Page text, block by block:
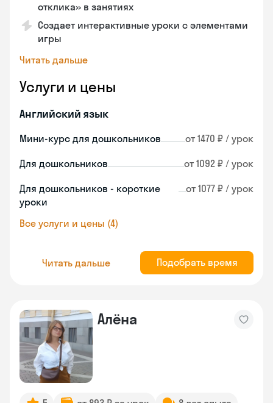
отклика» в занятиях
Создает интерактивные уроки с элементами
игры
Читать дальше
Услуги и цены
Английский язык
Мини-курс для дошкольников от 1470 ₽ / урок
Для дошкольников от 1092 ₽ / урок
Для дошкольников - короткие
уроки
от 1077 ₽ / урок
Все услуги и цены (4)
Читать дальше Подобрать время
Алёна